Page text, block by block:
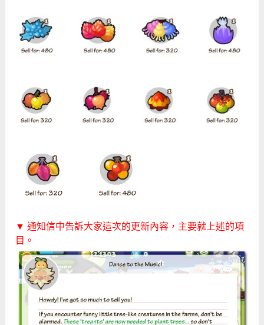
▼ 通知信中告訴大家這次的更新內容，主要就上述的項
目。